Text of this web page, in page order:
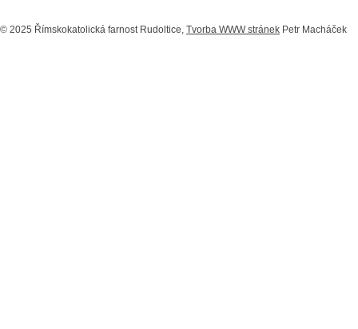
© 2025 Římskokatolická farnost Rudoltice, Tvorba WWW stránek Petr Macháček